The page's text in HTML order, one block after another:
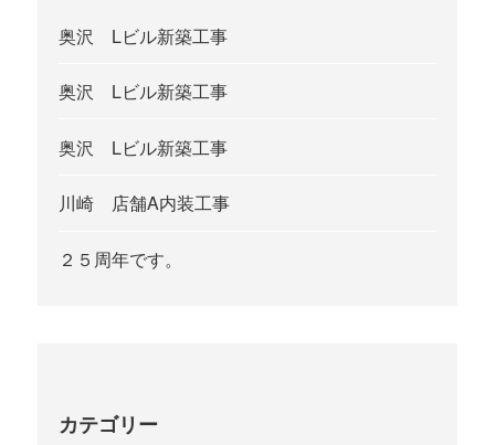
奥沢 Lビル新築工事
奥沢 Lビル新築工事
奥沢 Lビル新築工事
川崎 店舗A内装工事
２５周年です。
カテゴリー